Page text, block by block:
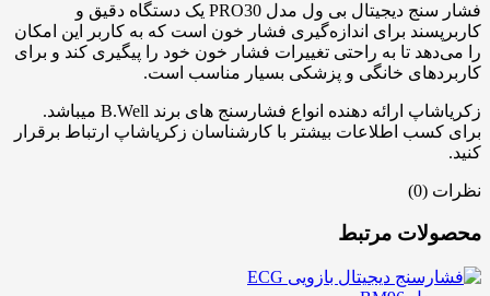
فشار سنج دیجیتال بی ول مدل PRO30 یک دستگاه دقیق و
کاربرپسند برای اندازه‌گیری فشار خون است که به کاربر این امکان
را می‌دهد تا به راحتی تغییرات فشار خون خود را پیگیری کند و برای
کاربردهای خانگی و پزشکی بسیار مناسب است.
زکریاشاپ ارائه دهنده انواع فشارسنج های برند B.Well میباشد.
برای کسب اطلاعات بیشتر با کارشناسان زکریاشاپ ارتباط برقرار
کنید.
نظرات (0)
محصولات مرتبط